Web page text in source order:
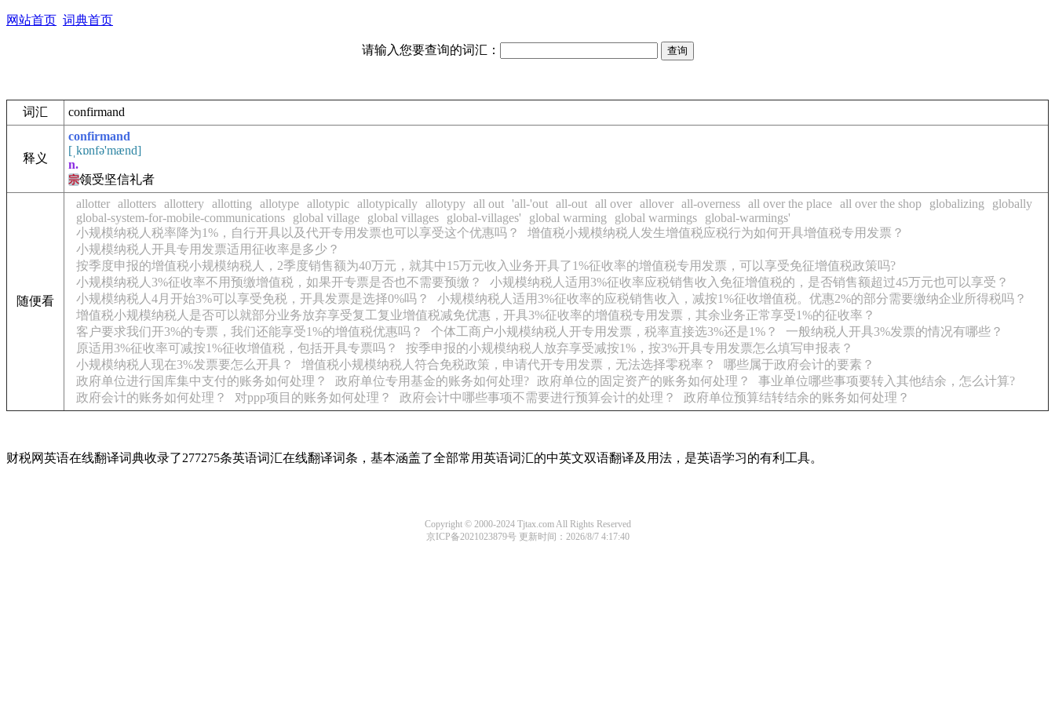
网站首页 词典首页
请输入您要查询的词汇：
词汇 confirmand
释义
confirmand
[ˌkɒnfə'mænd]
n.
宗领受坚信礼者
随便看
allotter allotters allottery allotting allotype allotypic allotypically allotypy all out 'all-'out all-out all over allover all-overness all over the place all over the shop globalizing
globally
global-system-for-mobile-communications
global village global villages global-villages' global warming global warmings
global-warmings'
小规模纳税人税率降为1%，自行开具以及代开专用发票也可以享受这个优惠吗？
增值税小规模纳税人发生增值税应税行为如何开具增值税专用发票？
小规模纳税人开具专用发票适用征收率是多少？
按季度申报的增值税小规模纳税人，2季度销售额为40万元，就其中15万元收入业务开具了1%征收率的增值税专用发票，可以享受免征增值税政策吗?
小规模纳税人3%征收率不用预缴增值税，如果开专票是否也不需要预缴？
小规模纳税人适用3%征收率应税销售收入免征增值税的，是否销售额超过45万元也可以享受？
小规模纳税人4月开始3%可以享受免税，开具发票是选择0%吗？
小规模纳税人适用3%征收率的应税销售收入，减按1%征收增值税。优惠2%的部分需要缴纳企业所得税吗？
增值税小规模纳税人是否可以就部分业务放弃享受复工复业增值税减免优惠，开具3%征收率的增值税专用发票，其余业务正常享受1%的征收率？
客户要求我们开3%的专票，我们还能享受1%的增值税优惠吗？
个体工商户小规模纳税人开专用发票，税率直接选3%还是1%？
一般纳税人开具3%发票的情况有哪些？
原适用3%征收率可减按1%征收增值税，包括开具专票吗？
按季申报的小规模纳税人放弃享受减按1%，按3%开具专用发票怎么填写申报表？
小规模纳税人现在3%发票要怎么开具？
增值税小规模纳税人符合免税政策，申请代开专用发票，无法选择零税率？
哪些属于政府会计的要素？
政府单位进行国库集中支付的账务如何处理？
政府单位专用基金的账务如何处理? 政府单位的固定资产的账务如何处理？
事业单位哪些事项要转入其他结余，怎么计算?
政府会计的账务如何处理？
对ppp项目的账务如何处理？ 政府会计中哪些事项不需要进行预算会计的处理？ 政府单位预算结转结余的账务如何处理？
财税网英语在线翻译词典收录了277275条英语词汇在线翻译词条，基本涵盖了全部常用英语词汇的中英文双语翻译及用法，是英语学习的有利工具。
Copyright © 2000-2024 Tjtax.com All Rights Reserved
京ICP备2021023879号更新时间：2026/8/7 4:17:40